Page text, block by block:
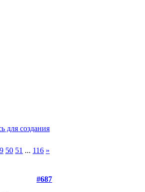
для создания
50 51 ... 116 »
#687